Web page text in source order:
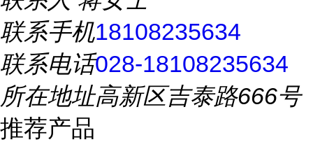
联系手机18108235634
联系电话028-18108235634
所在地址高新区吉泰路666号
推荐产品